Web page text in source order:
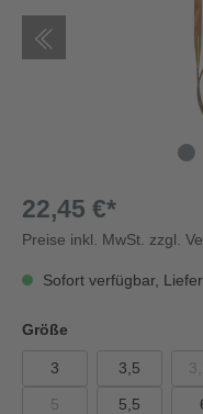
22,45 €*
Preise inkl. MwSt. zzgl.
Sofort verfügbar,
Größe
3 3,5
5 5,5